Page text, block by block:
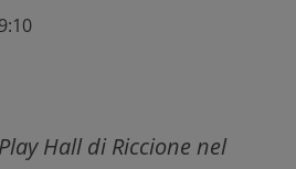
Hall di Riccione nel